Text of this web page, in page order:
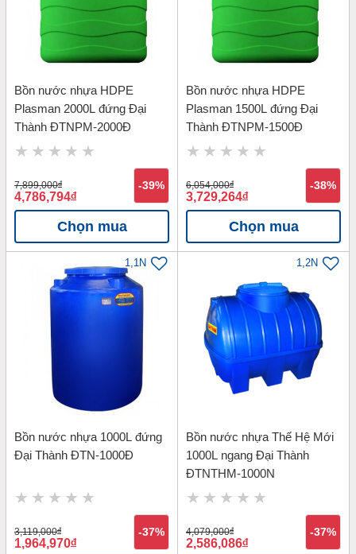
Bồn nước nhựa HDPE
Plasman 2000L đứng Đại
Thành ĐTNPM-2000Đ
7,899,000đ
4,786,794đ
-39%
Chọn mua
Bồn nước nhựa HDPE
Plasman 1500L đứng Đại
Thành ĐTNPM-1500Đ
6,054,000đ
3,729,264đ
-38%
Chọn mua
1,1N
Bồn nước nhựa 1000L đứng
Đại Thành ĐTN-1000Đ
3,119,000đ
1,964,970đ
-37%
1,2N
Bồn nước nhựa Thế Hệ Mới
1000L ngang Đại Thành
ĐTNTHM-1000N
4,079,000đ
2,586,086đ
-37%